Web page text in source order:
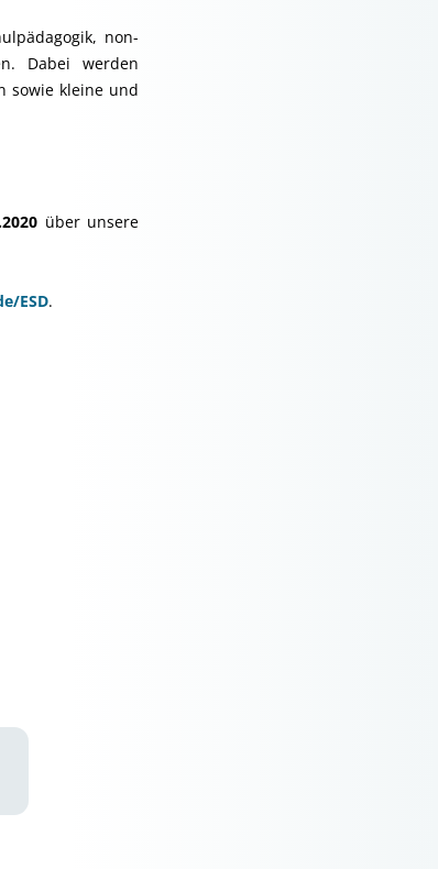
non-
Dabei werden
sowie kleine und
über unsere
ESD.